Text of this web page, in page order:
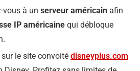
vous à un serveur américain afin
IP américaine qui débloque
sur le site convoité disneyplus.com